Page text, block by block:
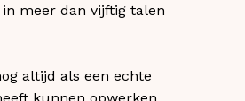
meer dan vijftig talen
altijd als een echte